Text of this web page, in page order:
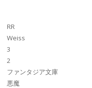
RR
Weiss
3
2
ファンタジア文庫
悪魔